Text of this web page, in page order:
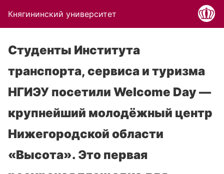
Княгининский университет
Студенты Института
транспорта, сервиса и туризма
НГИЭУ посетили Welcome Day —
крупнейший молодёжный центр
Нижегородской области
«Высота». Это первая